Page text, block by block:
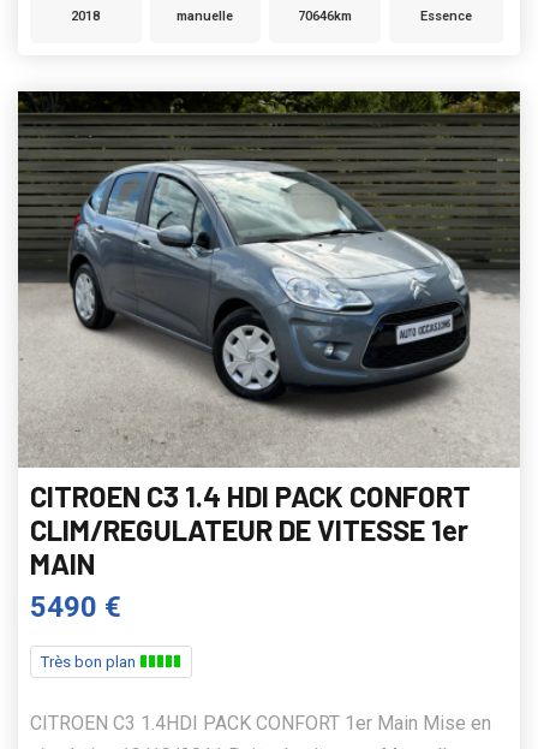
2018 manuelle 70646km Essence
CITROEN C3 1.4 HDI PACK CONFORT
CLIM/REGULATEUR DE VITESSE 1er
MAIN
5490 €
Très bon plan
CITROEN C3 1.4HDI PACK CONFORT 1er Main Mise en